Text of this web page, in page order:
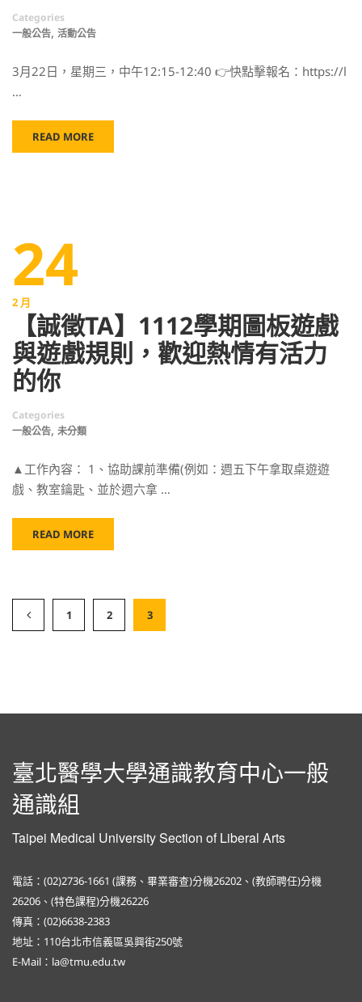
Categories
一般公告, 活動公告
3月22日，星期三，中午12:15-12:40 👉快點擊報名：https://l
…
READ MORE
24
2 月
【誠徵TA】1112學期圖板遊戲
與遊戲規則，歡迎熱情有活力
的你
Categories
一般公告, 未分類
▲工作內容： 1、協助課前準備(例如：週五下午拿取桌遊遊
戲、教室鑰匙、並於週六拿 …
READ MORE
1 2 3
臺北醫學大學通識教育中心一般
通識組
Taipei Medical University Section of Liberal Arts
電話：(02)2736-1661 (課務、畢業審查)分機26202、(教師聘任)分機
26206、(特色課程)分機26226
傳真：(02)6638-2383
地址：110台北市信義區吳興街250號
E-Mail：la@tmu.edu.tw